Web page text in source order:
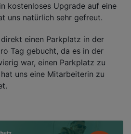
kostenloses Upgrade auf eine
uns natürlich sehr gefreut.
einen Parkplatz in der
Tag gebucht, da es in der
war, einen Parkplatz zu
uns eine Mitarbeiterin zu